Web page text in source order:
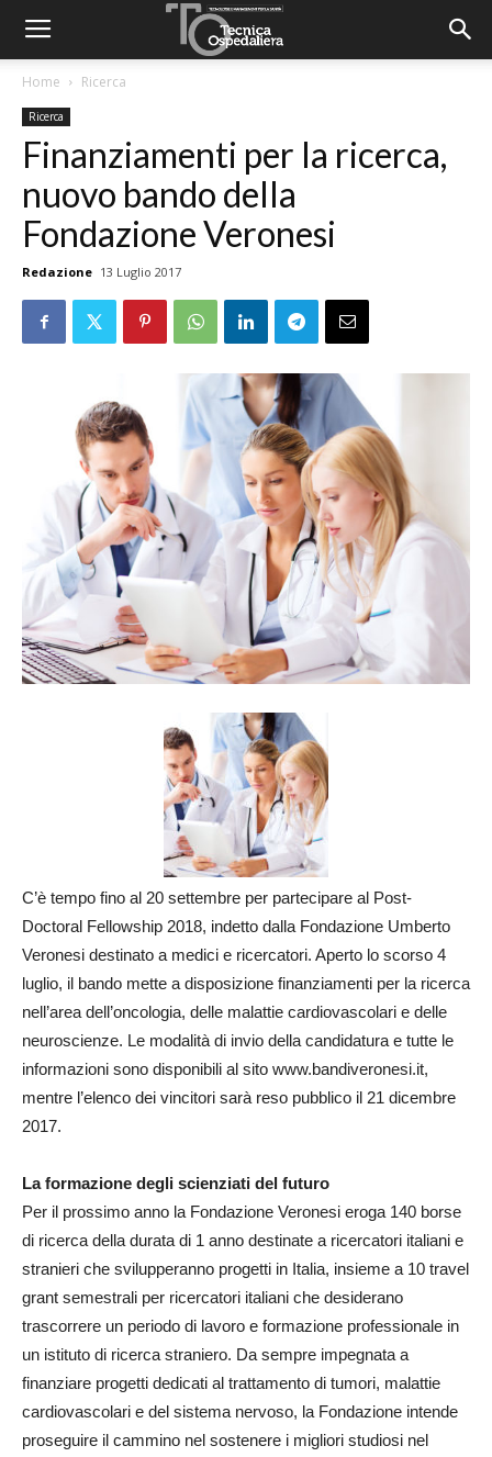
Home Ricerca
Ricerca
Finanziamenti per la ricerca,
nuovo bando della
Fondazione Veronesi
Redazione 13 Luglio 2017
C’è tempo fino al 20 settembre per partecipare al Post-
Doctoral Fellowship 2018, indetto dalla Fondazione Umberto
Veronesi destinato a medici e ricercatori. Aperto lo scorso 4
luglio, il bando mette a disposizione finanziamenti per la ricerca
nell’area dell’oncologia, delle malattie cardiovascolari e delle
neuroscienze. Le modalità di invio della candidatura e tutte le
informazioni sono disponibili al sito www.bandiveronesi.it,
mentre l’elenco dei vincitori sarà reso pubblico il 21 dicembre
2017.
La formazione degli scienziati del futuro
Per il prossimo anno la Fondazione Veronesi eroga 140 borse
di ricerca della durata di 1 anno destinate a ricercatori italiani e
stranieri che svilupperanno progetti in Italia, insieme a 10 travel
grant semestrali per ricercatori italiani che desiderano
trascorrere un periodo di lavoro e formazione professionale in
un istituto di ricerca straniero. Da sempre impegnata a
finanziare progetti dedicati al trattamento di tumori, malattie
cardiovascolari e del sistema nervoso, la Fondazione intende
proseguire il cammino nel sostenere i migliori studiosi nel